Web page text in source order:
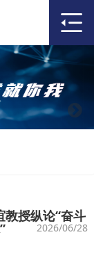
教授纵论“奋斗
2026/06/28